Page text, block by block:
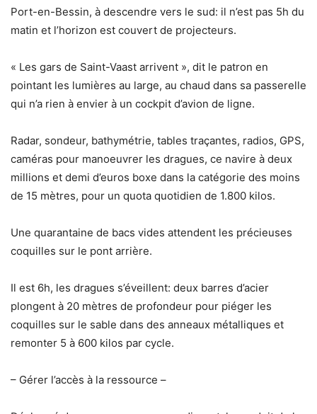
Port-en-Bessin, à descendre vers le sud: il n’est pas 5h du
matin et l’horizon est couvert de projecteurs.
« Les gars de Saint-Vaast arrivent », dit le patron en
pointant les lumières au large, au chaud dans sa passerelle
qui n’a rien à envier à un cockpit d’avion de ligne.
Radar, sondeur, bathymétrie, tables traçantes, radios, GPS,
caméras pour manoeuvrer les dragues, ce navire à deux
millions et demi d’euros boxe dans la catégorie des moins
de 15 mètres, pour un quota quotidien de 1.800 kilos.
Une quarantaine de bacs vides attendent les précieuses
coquilles sur le pont arrière.
Il est 6h, les dragues s’éveillent: deux barres d’acier
plongent à 20 mètres de profondeur pour piéger les
coquilles sur le sable dans des anneaux métalliques et
remonter 5 à 600 kilos par cycle.
– Gérer l’accès à la ressource –